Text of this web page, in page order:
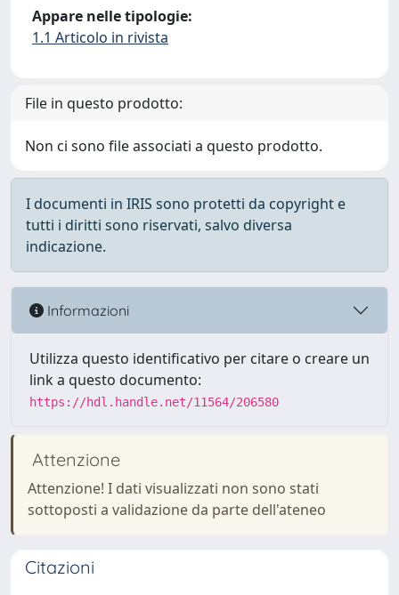
Appare nelle tipologie:
1.1 Articolo in rivista
File in questo prodotto:
Non ci sono file associati a questo prodotto.
I documenti in IRIS sono protetti da copyright e
tutti i diritti sono riservati, salvo diversa
indicazione.
Informazioni
Utilizza questo identificativo per citare o creare un
link a questo documento:
https://hdl.handle.net/11564/206580
Attenzione
Attenzione! I dati visualizzati non sono stati
sottoposti a validazione da parte dell'ateneo
Citazioni